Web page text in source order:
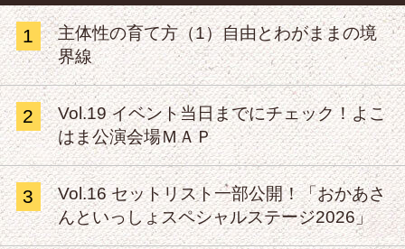
1
主体性の育て方（1）自由とわがままの境
界線
2
Vol.19 イベント当日までにチェック！よこ
はま公演会場ＭＡＰ
3
Vol.16 セットリスト一部公開！「おかあさ
んといっしょスペシャルステージ2026」